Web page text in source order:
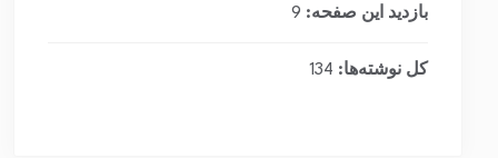
بازدید این صفحه: 9
کل نوشته‌ها: 134